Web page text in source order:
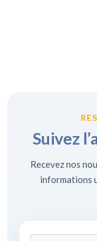
Suivez
Recevez nos
informations